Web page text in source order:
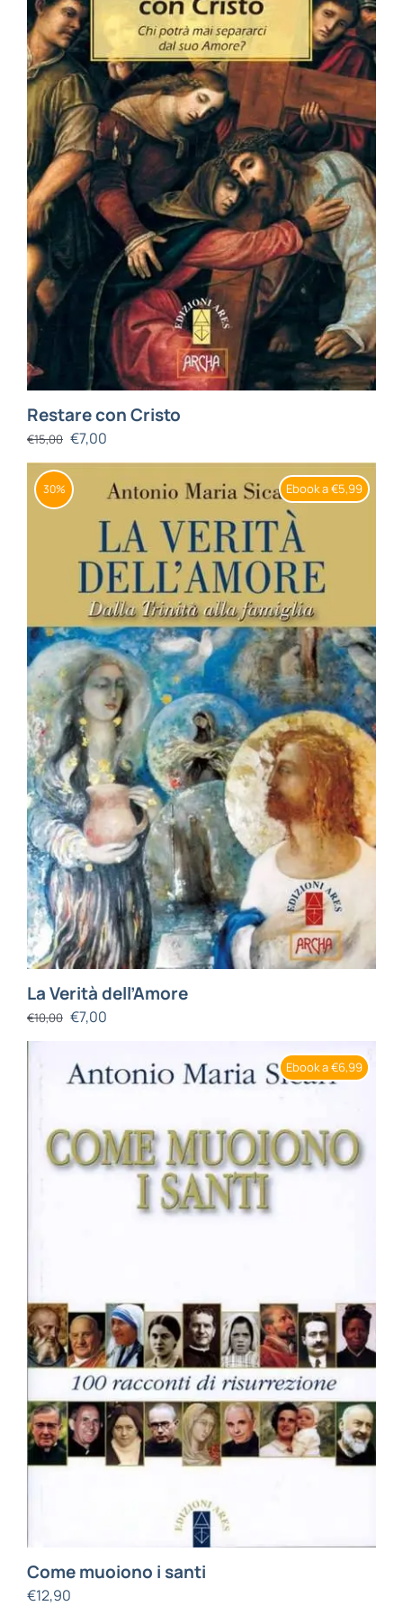
Restare con Cristo
€15,00 €7,00
Ebook a €5,99
30%
La Verità dell’Amore
€10,00 €7,00
Ebook a €6,99
Come muoiono i santi
€12,90